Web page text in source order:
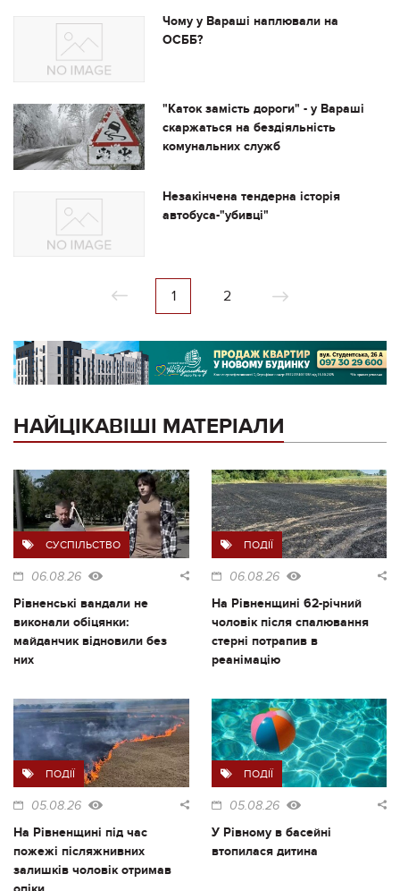
Чому у Вараші наплювали на
ОСББ?
"Каток замість дороги" - у Вараші
скаржаться на бездіяльність
комунальних служб
Незакінчена тендерна історія
автобуса-"убивці"
1 2
НАЙЦІКАВІШІ МАТЕРІАЛИ
СУСПІЛЬСТВО
06.08.26
Рівненські вандали не
виконали обіцянки:
майданчик відновили без
них
ПОДІЇ
06.08.26
На Рівненщині 62-річний
чоловік після спалювання
стерні потрапив в
реанімацію
ПОДІЇ
05.08.26
На Рівненщині під час
пожежі післяжнивних
залишків чоловік отримав
ПОДІЇ
05.08.26
У Рівному в басейні
втопилася дитина